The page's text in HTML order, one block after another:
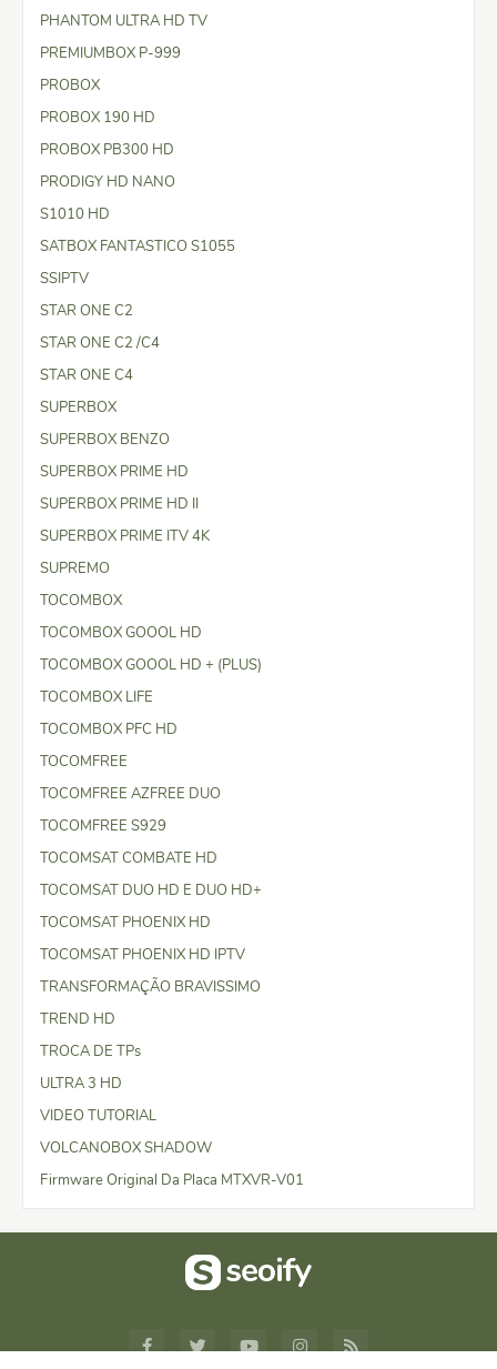
PHANTOM ULTRA HD TV
PREMIUMBOX P-999
PROBOX
PROBOX 190 HD
PROBOX PB300 HD
PRODIGY HD NANO
S1010 HD
SATBOX FANTASTICO S1055
SSIPTV
STAR ONE C2
STAR ONE C2 /C4
STAR ONE C4
SUPERBOX
SUPERBOX BENZO
SUPERBOX PRIME HD
SUPERBOX PRIME HD II
SUPERBOX PRIME ITV 4K
SUPREMO
TOCOMBOX
TOCOMBOX GOOOL HD
TOCOMBOX GOOOL HD + (PLUS)
TOCOMBOX LIFE
TOCOMBOX PFC HD
TOCOMFREE
TOCOMFREE AZFREE DUO
TOCOMFREE S929
TOCOMSAT COMBATE HD
TOCOMSAT DUO HD E DUO HD+
TOCOMSAT PHOENIX HD
TOCOMSAT PHOENIX HD IPTV
TRANSFORMAÇÃO BRAVISSIMO
TREND HD
TROCA DE TPs
ULTRA 3 HD
VIDEO TUTORIAL
VOLCANOBOX SHADOW
Firmware Original Da Placa MTXVR-V01